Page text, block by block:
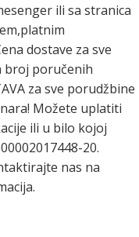
ili sa stranica
dostave za sve
broj poručenih
za sve porudžbine
Možete uplatiti
ili u bilo kojoj
20.
nas na